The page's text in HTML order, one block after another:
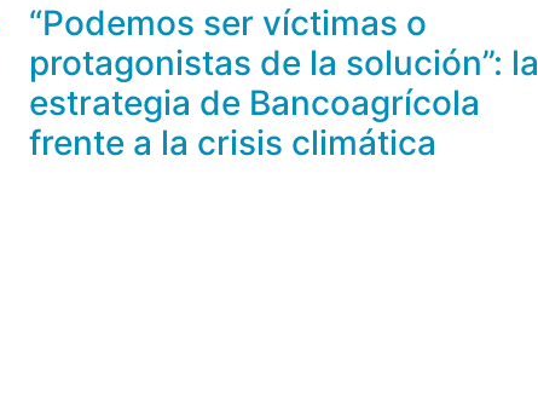
“Podemos ser víctimas o
protagonistas de la solución”: la
estrategia de Bancoagrícola
frente a la crisis climática